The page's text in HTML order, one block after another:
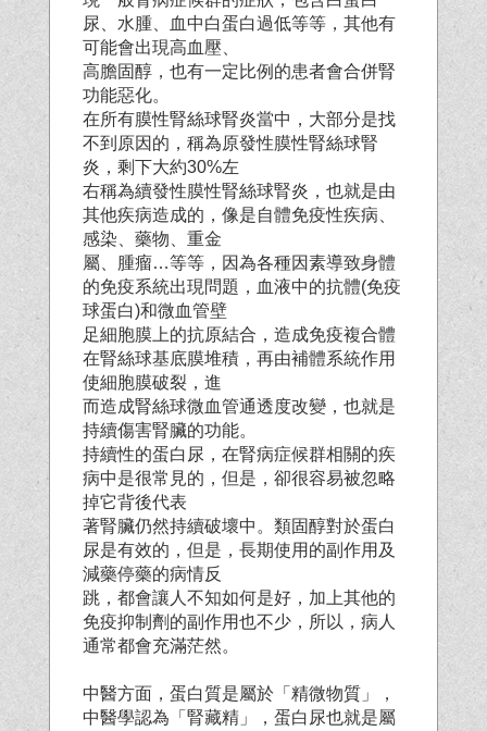
尿、水腫、血中白蛋白過低等等，其他有
可能會出現高血壓、
高膽固醇，也有一定比例的患者會合併腎
功能惡化。
在所有膜性腎絲球腎炎當中，大部分是找
不到原因的，稱為原發性膜性腎絲球腎
炎，剩下大約30%左
右稱為續發性膜性腎絲球腎炎，也就是由
其他疾病造成的，像是自體免疫性疾病、
感染、藥物、重金
屬、腫瘤…等等，因為各種因素導致身體
的免疫系統出現問題，血液中的抗體(免疫
球蛋白)和微血管壁
足細胞膜上的抗原結合，造成免疫複合體
在腎絲球基底膜堆積，再由補體系統作用
使細胞膜破裂，進
而造成腎絲球微血管通透度改變，也就是
持續傷害腎臟的功能。
持續性的蛋白尿，在腎病症候群相關的疾
病中是很常見的，但是，卻很容易被忽略
掉它背後代表
著腎臟仍然持續破壞中。類固醇對於蛋白
尿是有效的，但是，長期使用的副作用及
減藥停藥的病情反
跳，都會讓人不知如何是好，加上其他的
免疫抑制劑的副作用也不少，所以，病人
通常都會充滿茫然。
中醫方面，蛋白質是屬於「精微物質」，
中醫學認為「腎藏精」，蛋白尿也就是屬